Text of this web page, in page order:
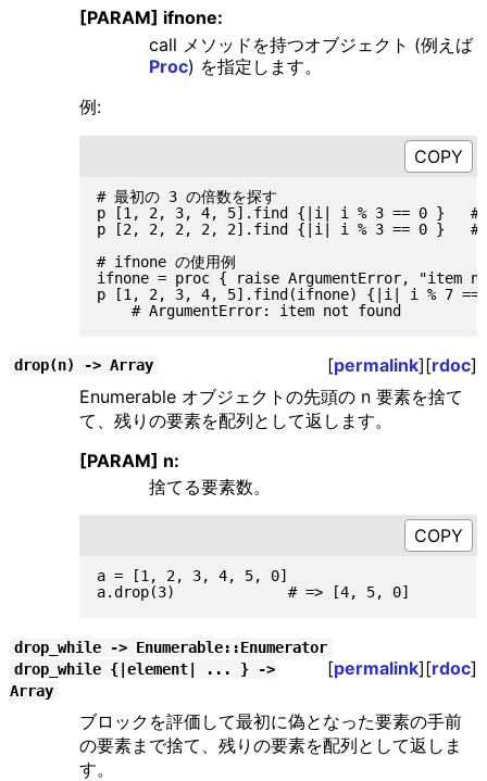
[PARAM] ifnone:
call メソッドを持つオブジェクト (例えば
Proc) を指定します。
例:
# 最初の 3 の倍数を探す
p [1, 2, 3, 4, 5].find {|i| i % 3 == 0 }   #
p [2, 2, 2, 2, 2].find {|i| i % 3 == 0 }   #
# ifnone の使用例
ifnone = proc { raise ArgumentError, "item
p [1, 2, 3, 4, 5].find(ifnone) {|i| i % 7 ==
drop(n) -> Array [permalink][rdoc]
Enumerable オブジェクトの先頭の n 要素を捨て
て、残りの要素を配列として返します。
[PARAM] n:
捨てる要素数。
a = [1, 2, 3, 4, 5, 0]
drop_while -> Enumerable::Enumerator
[permalink][rdoc]
drop_while {|element| ... } ->
Array
ブロックを評価して最初に偽となった要素の手前
の要素まで捨て、残りの要素を配列として返しま
す。